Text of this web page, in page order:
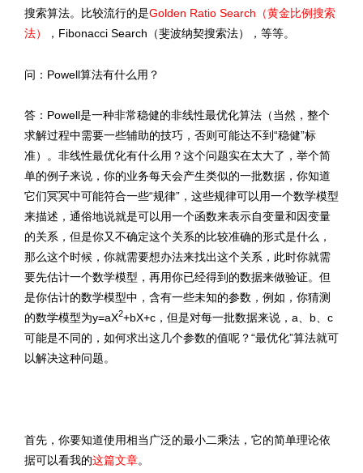
搜索算法。比较流行的是Golden Ratio Search（黄金比例搜索
法）
，Fibonacci Search（斐波纳契搜索法），等等。
问：Powell算法有什么用？
答：Powell是一种非常稳健的非线性最优化算法（当然，整个
求解过程中需要一些辅助的技巧，否则可能达不到“稳健”标
准）。非线性最优化有什么用？这个问题实在太大了，举个简
单的例子来说，你的业务每天会产生类似的一批数据，你知道
它们冥冥中可能符合一些“规律”，这些规律可以用一个数学模型
来描述，通俗地说就是可以用一个函数来表示自变量和因变量
的关系，但是你又不确定这个关系的比较准确的形式是什么，
那么这个时候，你就需要想办法来找出这个关系，此时你就需
要先估计一个数学模型，再用你已经得到的数据来做验证。但
是你估计的数学模型中，含有一些未知的参数，例如，你猜测
的数学模型为y=aX2+bX+c，但是对每一批数据来说，a、b、c
可能是不同的，如何求出这几个参数的值呢？“最优化”算法就可
以解决这种问题。
首先，你要知道使用相当广泛的最小二乘法，它的简单理论依
据可以看我的这篇文章。